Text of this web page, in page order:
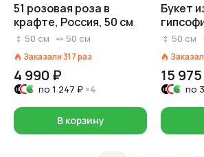
51 розовая роза в
крафте, Россия, 50 см
50 см 50 см
Заказали 317раз
4 990 ₽
по 1 247 ₽ ×4
В корзину
Букет
50 см
15
по